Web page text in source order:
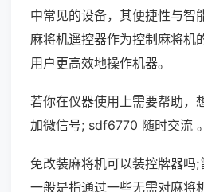
中常见的设备，其便捷性与智
麻将机遥控器作为控制麻将机
用户更高效地操作机器。
若你在仪器使用上需要帮助，
加微信号; sdf6770 随时交流 。
免改装麻将机可以装控牌器吗
一般是指通过一些无需对麻将